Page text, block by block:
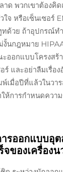
ด พวกเขาต้องคิ
จ หรือเซ็นเซอร์
ทด้วย ถ้าอุปกรณ์
งั้นกฎหมาย
ออกแบบโครงสร้
และอย่าลืมเรื่อง
เมื่อปีที่แล้วในว
การกําหนดควา
รออกแบบอุ
จของเครื่อง